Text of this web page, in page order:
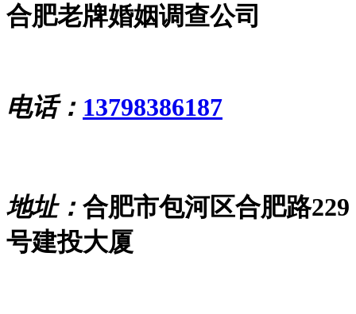
合肥老牌婚姻调查公司
电话： 13798386187
地址： 合肥市包河区合肥路229
号建投大厦